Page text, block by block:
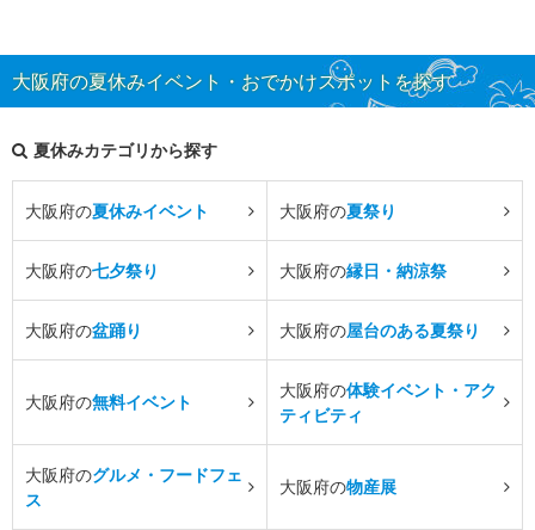
大阪府の夏休みイベント・おでかけスポットを探す
夏休みカテゴリから探す
大阪府の夏休みイベント 大阪府の夏祭り
大阪府の七夕祭り 大阪府の縁日・納涼祭
大阪府の盆踊り 大阪府の屋台のある夏祭り
大阪府の無料イベント
大阪府の体験イベント・アク
ティビティ
大阪府のグルメ・フードフェ
ス
大阪府の物産展